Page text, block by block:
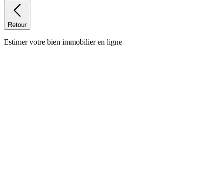
Retour
Estimer votre bien immobilier en ligne